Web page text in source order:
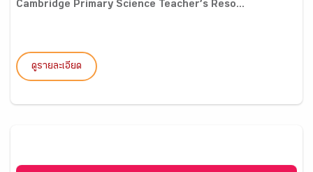
Cambridge Primary Science Teacher’s Reso...
ดูรายละเอียด